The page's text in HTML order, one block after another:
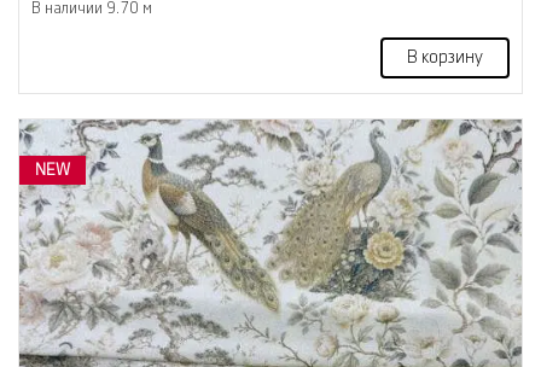
В наличии 9.70 м
В корзину
NEW